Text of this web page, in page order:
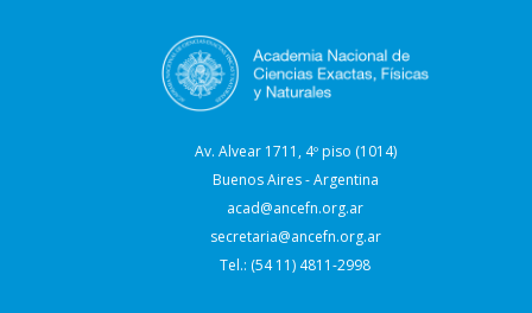
Av. Alvear 1711, 4º piso (1014)
Buenos Aires - Argentina
acad@ancefn.org.ar
secretaria@ancefn.org.ar
Tel.: (54 11) 4811-2998